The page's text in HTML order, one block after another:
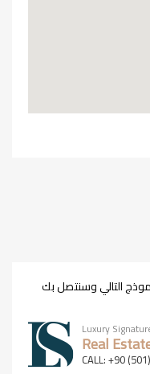
التالي وسنتصل بك
Luxury
Real
CALL: +90